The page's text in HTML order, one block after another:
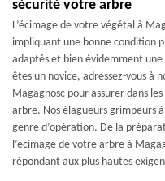
sécurité votre arbre
L’écimage de votre végétal à
impliquant une bonne condition
adaptés et bien évidemment
êtes un novice, adressez-vous à
Magagnosc pour assurer dans
arbre. Nos élagueurs grimpeurs
genre d’opération. De la
l’écimage de votre arbre à
répondant aux plus hautes